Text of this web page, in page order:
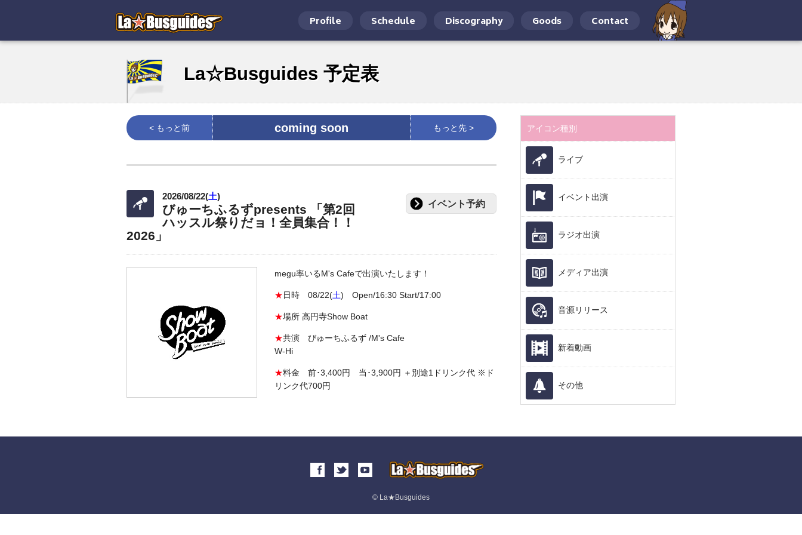
Profile Schedule Discography Goods Contact
La☆Busguides 予定表
< もっと前 coming soon もっと先 >
2026/08/22(土)
びゅーちふるずpresents 「第2回
ハッスル祭りだョ！全員集合！！
2026」
イベント予約
megu率いるM's Cafeで出演いたします！
★日時 08/22(土) Open/16:30 Start/17:00
★場所 高円寺Show Boat
★共演 びゅーちふるず /M's Cafe
W-Hi
★料金 前･3,400円 当･3,900円 ＋別途1ドリンク代 ※ド
リンク代700円
アイコン種別
ライブ
イベント出演
ラジオ出演
メディア出演
音源リリース
新着動画
その他
© La★Busguides